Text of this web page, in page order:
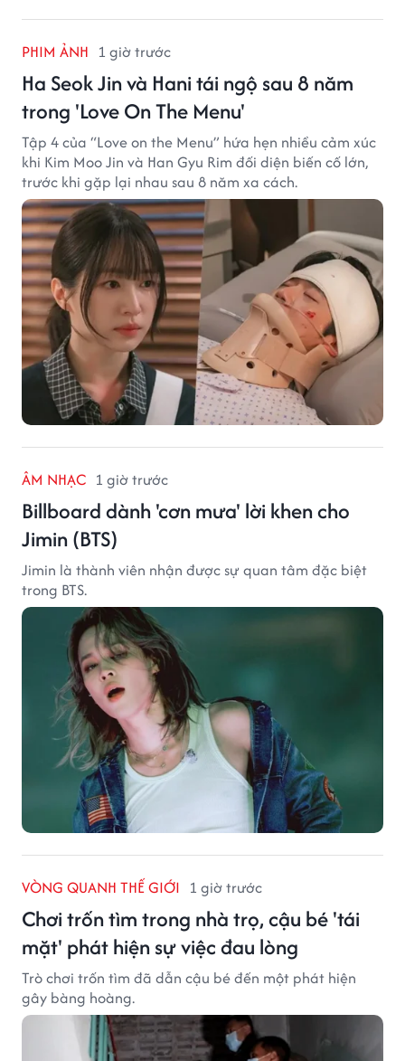
PHIM ẢNH 1 giờ trước
Ha Seok Jin và Hani tái ngộ sau 8 năm
trong 'Love On The Menu'
Tập 4 của “Love on the Menu” hứa hẹn nhiều cảm xúc
khi Kim Moo Jin và Han Gyu Rim đối diện biến cố lớn,
trước khi gặp lại nhau sau 8 năm xa cách.
ÂM NHẠC 1 giờ trước
Billboard dành 'cơn mưa' lời khen cho
Jimin (BTS)
Jimin là thành viên nhận được sự quan tâm đặc biệt
trong BTS.
VÒNG QUANH THẾ GIỚI 1 giờ trước
Chơi trốn tìm trong nhà trọ, cậu bé 'tái
mặt' phát hiện sự việc đau lòng
Trò chơi trốn tìm đã dẫn cậu bé đến một phát hiện
gây bàng hoàng.